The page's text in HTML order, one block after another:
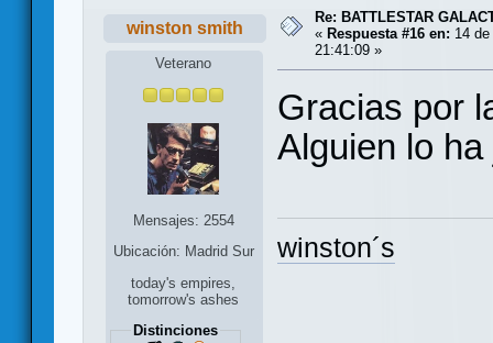
winston smith
Veterano
Mensajes: 2554
Ubicación: Madrid Sur
today's empires,
tomorrow's ashes
Distinciones
Re: BATTLESTAR
« Respuesta #16 en: 14
21:41:09 »
Gracias por
Alguien lo
winston´s